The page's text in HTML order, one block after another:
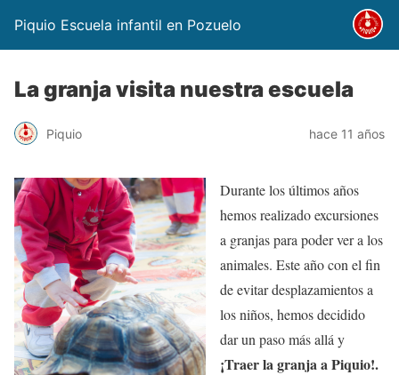
Piquio Escuela infantil en Pozuelo
La granja visita nuestra escuela
Piquio hace 11 años
Durante los últimos años
hemos realizado excursiones
a granjas para poder ver a los
animales. Este año con el fin
de evitar desplazamientos a
los niños, hemos decidido
dar un paso más allá y
¡Traer la granja a Piquio!.